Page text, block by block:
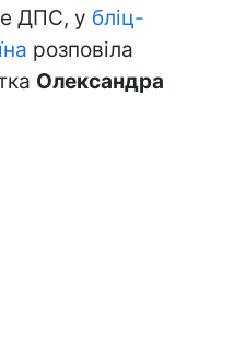
ДПС, у бліц-
розповіла
Олександра